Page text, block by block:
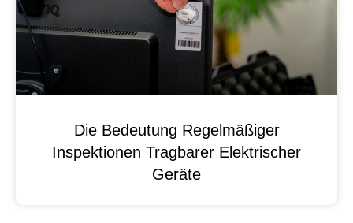
Die Bedeutung Regelmäßiger
Inspektionen Tragbarer Elektrischer
Geräte